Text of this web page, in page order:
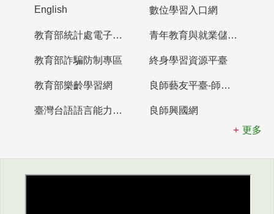
English 數位學習入口網
教育部統計處電子書櫃 青年教育與就業儲蓄帳戶
教育部詐騙防制專區 終身學習資源平臺
教育部樂齡學習網 良師藝友平臺-師資培育整合平臺
臺灣台語語言能力認證網站
良師興國網
更多